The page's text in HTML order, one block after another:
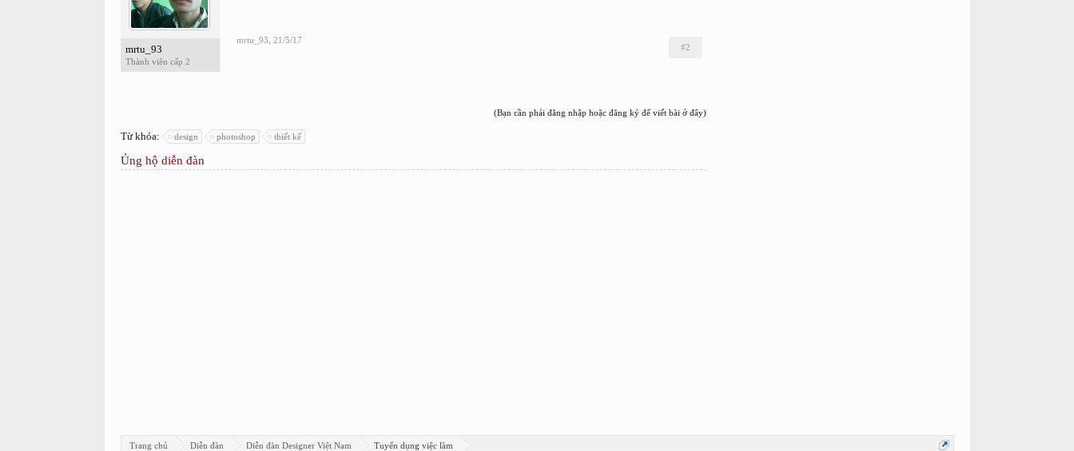
mrtu_93
Thành viên cấp 2
mrtu_93 21/5/17
#2
(Bạn cần phải đăng nhập hoặc đăng ký để viết bài ở đây)
Từ khóa: design photoshop thiết kế
Ủng hộ diễn đàn
Trang chủ Diễn đàn Diễn đàn Designer Việt Nam Tuyển dụng việc làm